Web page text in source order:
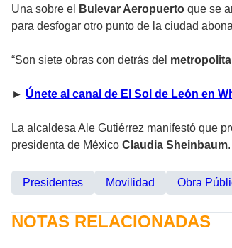
Una sobre el Bulevar Aeropuerto que se
para desfogar otro punto de la ciudad
“Son siete obras con detrás del
► Únete al canal de El Sol de León en
La alcaldesa Ale Gutiérrez manifestó que
presidenta de México Claudia Sheinbaum.
Presidentes Movilidad Obra
NOTAS RELACIONADAS